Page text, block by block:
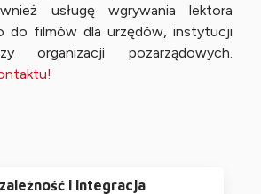
usługę wgrywania lektora
do filmów dla urzędów, instytucji
organizacji pozarządowych.
i integracja